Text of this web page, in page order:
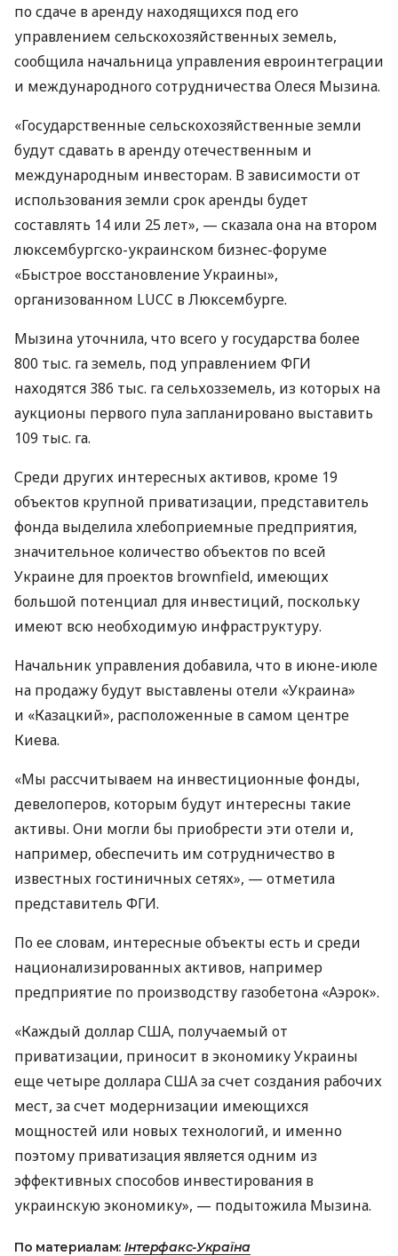
по сдаче в аренду находящихся под его
управлением сельскохозяйственных земель,
сообщила начальница управления евроинтеграции
и международного сотрудничества Олеся Мызина.
«Государственные сельскохозяйственные земли
будут сдавать в аренду отечественным и
международным инвесторам. В зависимости от
использования земли срок аренды будет
составлять 14 или 25 лет», — сказала она на втором
люксембургско-украинском бизнес-форуме
«Быстрое восстановление Украины»,
организованном LUCC в Люксембурге.
Мызина уточнила, что всего у государства более
800 тыс. га земель, под управлением ФГИ
находятся 386 тыс. га сельхозземель, из которых на
аукционы первого пула запланировано выставить
109 тыс. га.
Среди других интересных активов, кроме 19
объектов крупной приватизации, представитель
фонда выделила хлебоприемные предприятия,
значительное количество объектов по всей
Украине для проектов brownfield, имеющих
большой потенциал для инвестиций, поскольку
имеют всю необходимую инфраструктуру.
Начальник управления добавила, что в июне-июле
на продажу будут выставлены отели «Украина»
и «Казацкий», расположенные в самом центре
Киева.
«Мы рассчитываем на инвестиционные фонды,
девелоперов, которым будут интересны такие
активы. Они могли бы приобрести эти отели и,
например, обеспечить им сотрудничество в
известных гостиничных сетях», — отметила
представитель ФГИ.
По ее словам, интересные объекты есть и среди
национализированных активов, например
предприятие по производству газобетона «Аэрок».
«Каждый доллар США, получаемый от
приватизации, приносит в экономику Украины
еще четыре доллара США за счет создания рабочих
мест, за счет модернизации имеющихся
мощностей или новых технологий, и именно
поэтому приватизация является одним из
эффективных способов инвестирования в
украинскую экономику», — подытожила Мызина.
По материалам: Інтерфакс-Україна